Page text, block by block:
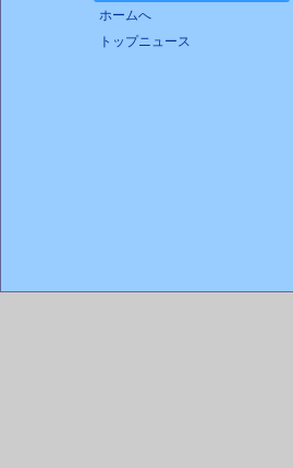
ホームへ
トップニュース